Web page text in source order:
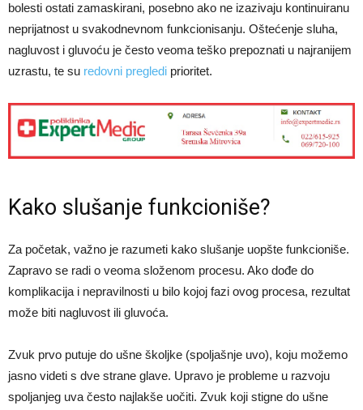
bolesti ostati zamaskirani, posebno ako ne izazivaju kontinuiranu
neprijatnost u svakodnevnom funkcionisanju. Oštećenje sluha,
nagluvost i gluvoću je često veoma teško prepoznati u najranijem
uzrastu, te su redovni pregledi prioritet.
Kako slušanje funkcioniše?
Za početak, važno je razumeti kako slušanje uopšte funkcioniše.
Zapravo se radi o veoma složenom procesu. Ako dođe do
komplikacija i nepravilnosti u bilo kojoj fazi ovog procesa, rezultat
može biti nagluvost ili gluvoća.
Zvuk prvo putuje do ušne školjke (spoljašnje uvo), koju možemo
jasno videti s dve strane glave. Upravo je probleme u razvoju
spoljanjeg uva često najlakše uočiti. Zvuk koji stigne do ušne